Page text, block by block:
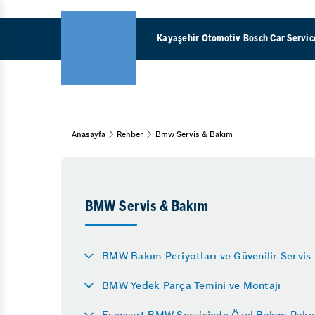
Kayaşehir Otomotiv Bosch Car
Araç Bakım & Onarım
Periyodik Bakım
Şanzıman Onarımı
Anasayfa Rehber Bmw Servis & Bakım
BMW Servis & Bakım
BMW Bakım Periyotları ve Güvenilir Servis
BMW Yedek Parça Temini ve Montajı